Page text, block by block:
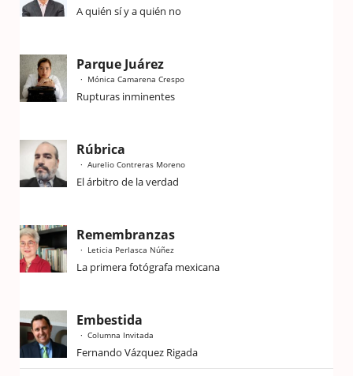
A quién sí y a quién no
Parque Juárez
Mónica Camarena Crespo
Rupturas inminentes
Rúbrica
Aurelio Contreras Moreno
El árbitro de la verdad
Remembranzas
Leticia Perlasca Núñez
La primera fotógrafa mexicana
Embestida
Columna Invitada
Fernando Vázquez Rigada